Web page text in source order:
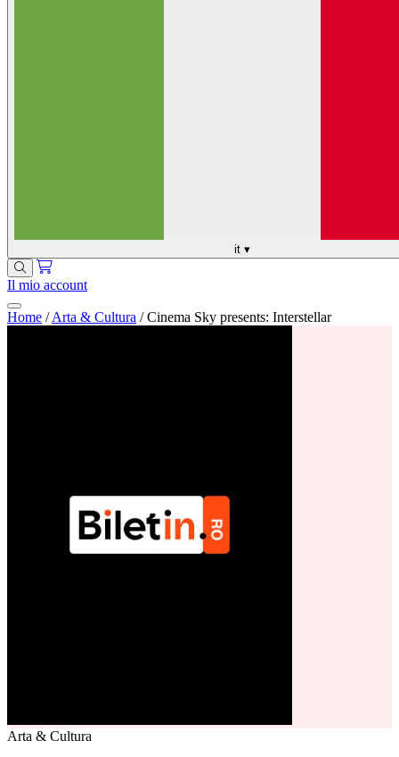
it ▾
Il mio account
Home / Arta & Cultura / Cinema Sky presents: Interstellar
Arta & Cultura